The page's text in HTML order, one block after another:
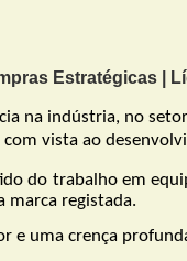
Estratégicas |
na indústria, no
com vista ao
do trabalho em
marca registada.
e uma crença